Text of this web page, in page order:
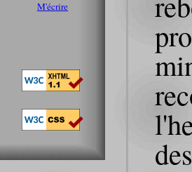
M'écrire